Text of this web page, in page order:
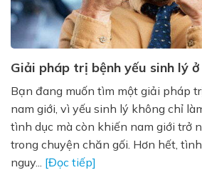
Giải pháp trị bệnh yếu sinh lý
Bạn đang muốn tìm một giải pháp
nam giới, vì yếu sinh lý không chỉ
tình dục mà còn khiến nam giới trở
trong chuyện chăn gối. Hơn hết,
nguy... [Đọc tiếp]